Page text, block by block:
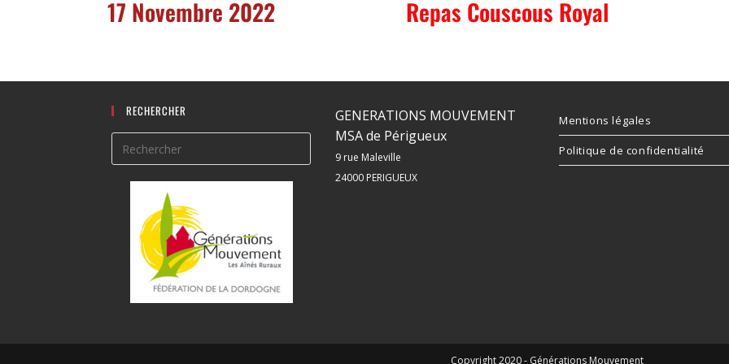
17 Novembre 2022 Repas Couscous Royal
RECHERCHER
GENERATIONS MOUVEMENT
MSA de Périgueux
9 rue Maleville
24000 PERIGUEUX
Mentions légales
Politique de confidentialité
Copyright 2020 - Générations Mouvement